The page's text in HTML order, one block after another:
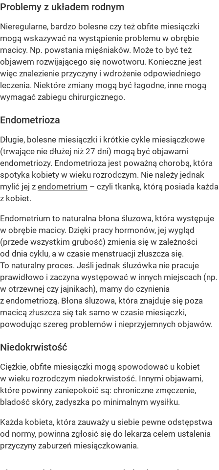
Problemy z układem rodnym
Nieregularne, bardzo bolesne czy też obfite miesiączki
mogą wskazywać na wystąpienie problemu w obrębie
macicy. Np. powstania mięśniaków. Może to być też
objawem rozwijającego się nowotworu. Konieczne jest
więc znalezienie przyczyny i wdrożenie odpowiedniego
leczenia. Niektóre zmiany mogą być łagodne, inne mogą
wymagać zabiegu chirurgicznego.
Endometrioza
Długie, bolesne miesiączki i krótkie cykle miesiączkowe
(trwające nie dłużej niż 27 dni) mogą być objawami
endometriozy. Endometrioza jest poważną chorobą, która
spotyka kobiety w wieku rozrodczym. Nie należy jednak
mylić jej z endometrium – czyli tkanką, którą posiada każda
z kobiet.
Endometrium to naturalna błona śluzowa, która występuje
w obrębie macicy. Dzięki pracy hormonów, jej wygląd
(przede wszystkim grubość) zmienia się w zależności
od dnia cyklu, a w czasie menstruacji złuszcza się.
To naturalny proces. Jeśli jednak śluzówka nie pracuje
prawidłowo i zaczyna występować w innych miejscach (np.
w otrzewnej czy jajnikach), mamy do czynienia
z endometriozą. Błona śluzowa, która znajduje się poza
macicą złuszcza się tak samo w czasie miesiączki,
powodując szereg problemów i nieprzyjemnych objawów.
Niedokrwistość
Ciężkie, obfite miesiączki mogą spowodować u kobiet
w wieku rozrodczym niedokrwistość. Innymi objawami,
które powinny zaniepokoić są: chroniczne zmęczenie,
bladość skóry, zadyszka po minimalnym wysiłku.
Każda kobieta, która zauważy u siebie pewne odstępstwa
od normy, powinna zgłosić się do lekarza celem ustalenia
przyczyny zaburzeń miesiączkowania.